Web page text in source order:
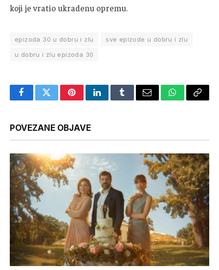
koji je vratio ukradenu opremu.
epizoda 30 u dobru i zlu
sve epizode u dobru i zlu
u dobru i zlu epizoda 30
FacebookTwitterPinterestLinkedInTumblrEmail WhatsApp
Copy
POVEZANE OBJAVE